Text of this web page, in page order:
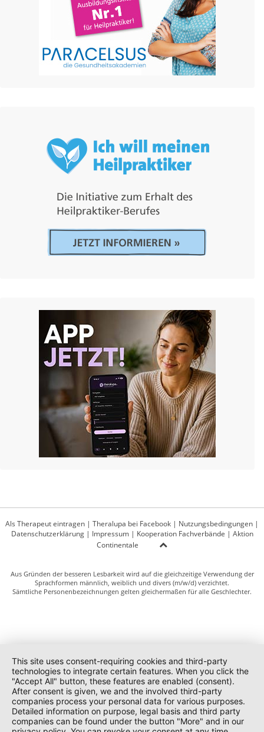
Als Therapeut eintragen | Theralupa bei Facebook | Nutzungsbedingungen |
Datenschutzerklärung| Impressum| Kooperation Fachverbände | Aktion
Continentale
Aus Gründen der besseren Lesbarkeit wird auf die gleichzeitige Verwendung der
Sprachformen männlich, weiblich und divers (m/w/d) verzichtet.
Sämtliche Personenbezeichnungen gelten gleichermaßen für alle Geschlechter.
This site uses consent-requiring cookies and third-party
technologies to integrate certain features. When you click the
"Accept All" button, these features are enabled (consent).
After consent is given, we and the involved third-party
companies process your personal data for various purposes.
Detailed information on purpose, legal basis and third party
companies can be found under the button "More" and in our